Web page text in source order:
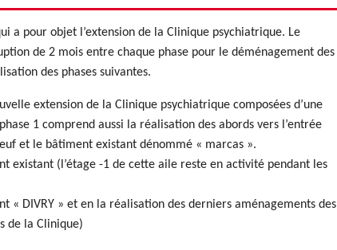
a pour objet l’extension de la Clinique psychiatrique. Le
de 2 mois entre chaque phase pour le déménagement des
des phases suivantes.
extension de la Clinique psychiatrique composées d’une
1 comprend aussi la réalisation des abords vers l’entrée
et le bâtiment existant dénommé « marcas ».
existant (l’étage -1 de cette aile reste en activité pendant les
« DIVRY » et en la réalisation des derniers aménagements des
de la Clinique)